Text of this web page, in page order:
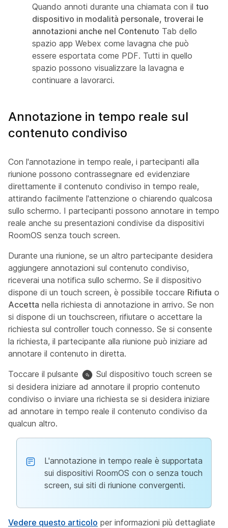
Quando annoti durante una chiamata con il tuo
dispositivo in modalità personale, troverai le
annotazioni anche nel Contenuto Tab dello
spazio app Webex come lavagna che può
essere esportata come PDF. Tutti in quello
spazio possono visualizzare la lavagna e
continuare a lavorarci.
Annotazione in tempo reale sul
contenuto condiviso
Con l'annotazione in tempo reale, i partecipanti alla
riunione possono contrassegnare ed evidenziare
direttamente il contenuto condiviso in tempo reale,
attirando facilmente l'attenzione o chiarendo qualcosa
sullo schermo. I partecipanti possono annotare in tempo
reale anche su presentazioni condivise da dispositivi
RoomOS senza touch screen.
Durante una riunione, se un altro partecipante desidera
aggiungere annotazioni sul contenuto condiviso,
riceverai una notifica sullo schermo. Se il dispositivo
dispone di un touch screen, è possibile toccare Rifiuta o
Accetta nella richiesta di annotazione in arrivo. Se non
si dispone di un touchscreen, rifiutare o accettare la
richiesta sul controller touch connesso. Se si consente
la richiesta, il partecipante alla riunione può iniziare ad
annotare il contenuto in diretta.
Toccare il pulsante
Sul dispositivo touch screen se
si desidera iniziare ad annotare il proprio contenuto
condiviso o inviare una richiesta se si desidera iniziare
ad annotare in tempo reale il contenuto condiviso da
qualcun altro.
L'annotazione in tempo reale è supportata
sui dispositivi RoomOS con o senza touch
screen, sui siti di riunione convergenti.
Vedere questo articolo per informazioni più dettagliate